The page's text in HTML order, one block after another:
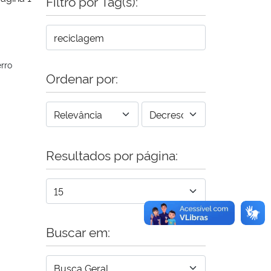
Ordenar por:
Resultados por página:
Buscar em: